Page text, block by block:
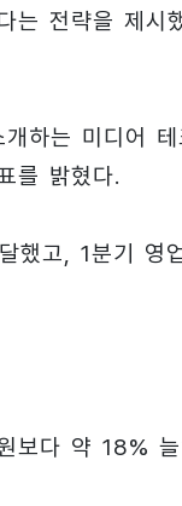
는 전략을 제시
하는 미디어
를 밝혔다.
했고, 1분기 영
보다 약 18%